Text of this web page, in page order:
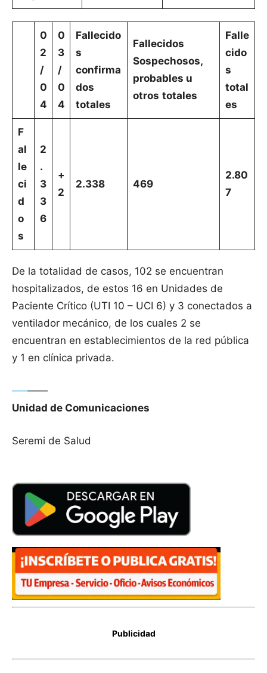
0
2
/
0
4
0
3
/
0
4
Fallecido
s
confirma
dos
totales
Fallecidos
Sospechosos,
probables u
otros totales
Falle
cido
s
total
es
F
al
le
ci
d
o
s
2
.
3
3
6
+
2
2.338 469
2.80
7
De la totalidad de casos, 102 se encuentran
hospitalizados, de estos 16 en Unidades de
Paciente Crítico (UTI 10 – UCI 6) y 3 conectados a
ventilador mecánico, de los cuales 2 se
encuentran en establecimientos de la red pública
y 1 en clínica privada.
—–——
Unidad de Comunicaciones
Seremi de Salud
Publicidad